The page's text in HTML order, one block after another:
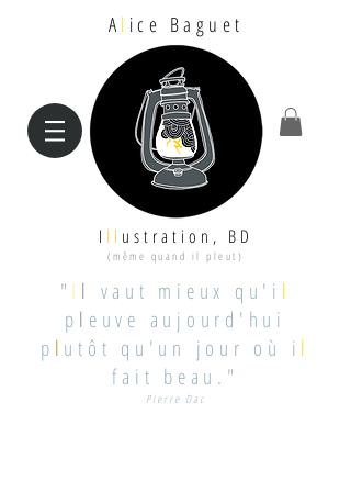
A l ice Baguet
I l l ustration, BD
(même quand il pleut)
" I l vaut mieux qu'i l
p l euve aujourd'hui
p l utôt qu'un jour où i l
fait beau."
Pierre Dac